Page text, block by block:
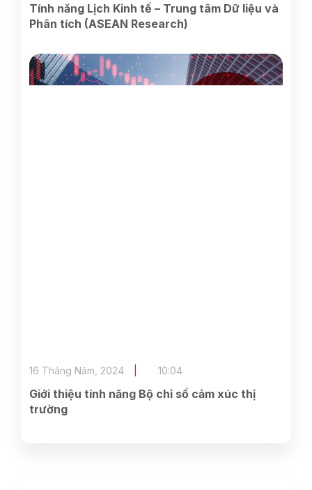
Tính năng Lịch Kinh tế – Trung tâm Dữ liệu và
Phân tích (ASEAN Research)
Giới thiệu tính năng Bộ chỉ số cảm xúc thị
trường
16 Tháng Năm, 2024 10:04